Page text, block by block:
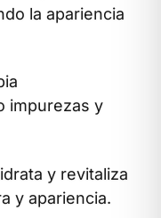
la apariencia
impurezas y
y revitaliza
y apariencia.